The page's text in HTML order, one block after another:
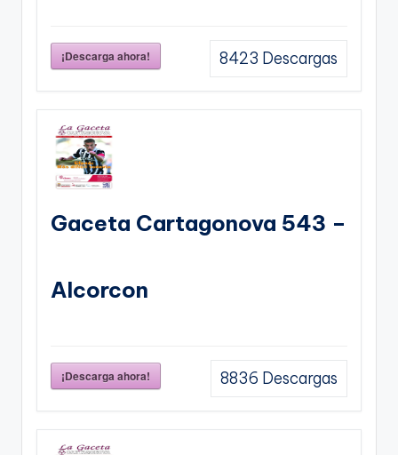
¡Descarga ahora! 8423 Descargas
Gaceta Cartagonova 543 –
Alcorcon
¡Descarga ahora! 8836 Descargas